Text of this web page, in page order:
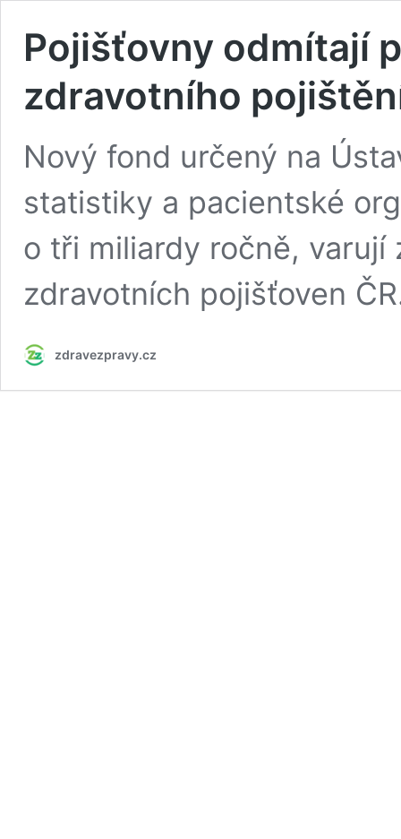
Pojišťovny odmítají
zdravotního
Nový fond určený na
statistiky a pacientské
o tři miliardy ročně, varují
zdravotních pojišťoven
zdravezpravy.cz